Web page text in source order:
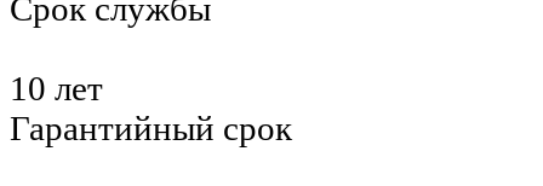
Срок службы
10 лет
Гарантийный срок